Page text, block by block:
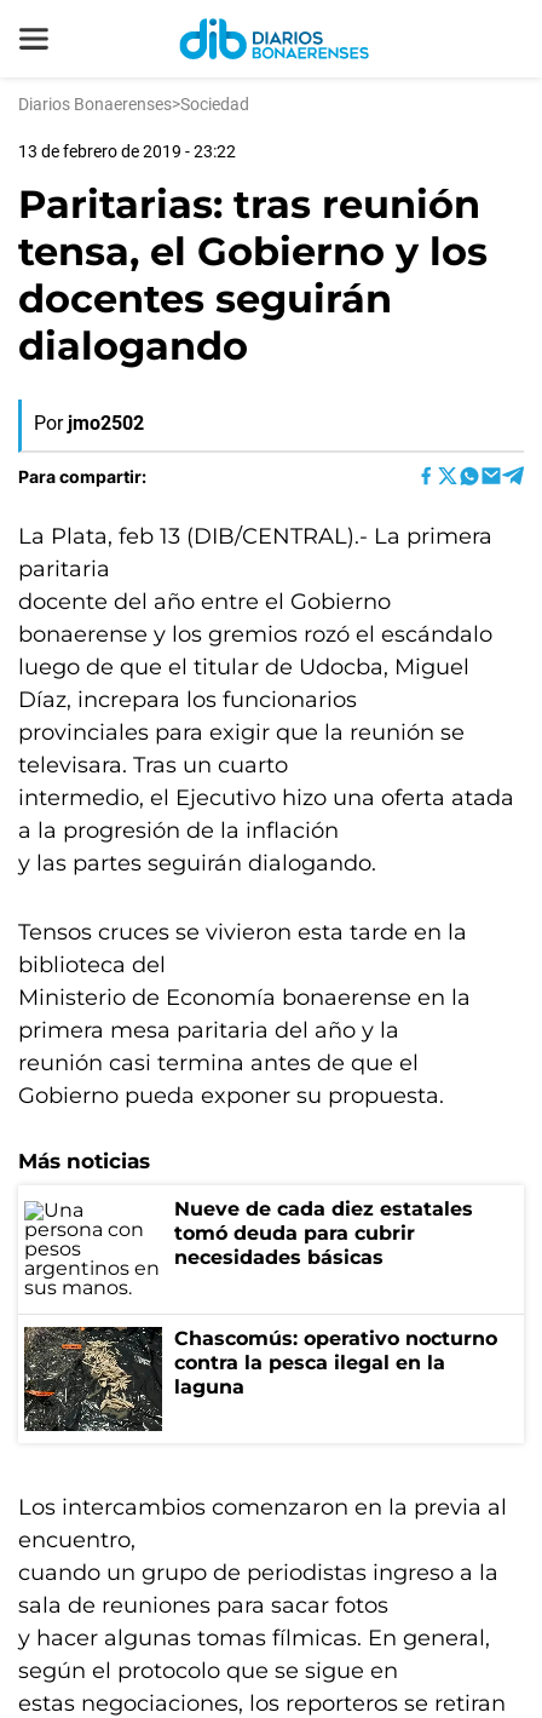
Diarios Bonaerenses>Sociedad
13 de febrero de 2019 - 23:22
Paritarias: tras reunión
tensa, el Gobierno y los
docentes seguirán
dialogando
Por jmo2502
Para compartir:
La Plata, feb 13 (DIB/CENTRAL).- La primera
paritaria
docente del año entre el Gobierno
bonaerense y los gremios rozó el escándalo
luego de que el titular de Udocba, Miguel
Díaz, increpara los funcionarios
provinciales para exigir que la reunión se
televisara. Tras un cuarto
intermedio, el Ejecutivo hizo una oferta atada
a la progresión de la inflación
y las partes seguirán dialogando.
Tensos cruces se vivieron esta tarde en la
biblioteca del
Ministerio de Economía bonaerense en la
primera mesa paritaria del año y la
reunión casi termina antes de que el
Gobierno pueda exponer su propuesta.
Más noticias
Nueve de cada diez estatales
tomó deuda para cubrir
necesidades básicas
Chascomús: operativo nocturno
contra la pesca ilegal en la
laguna
Los intercambios comenzaron en la previa al
encuentro,
cuando un grupo de periodistas ingreso a la
sala de reuniones para sacar fotos
y hacer algunas tomas fílmicas. En general,
según el protocolo que se sigue en
estas negociaciones, los reporteros se retiran